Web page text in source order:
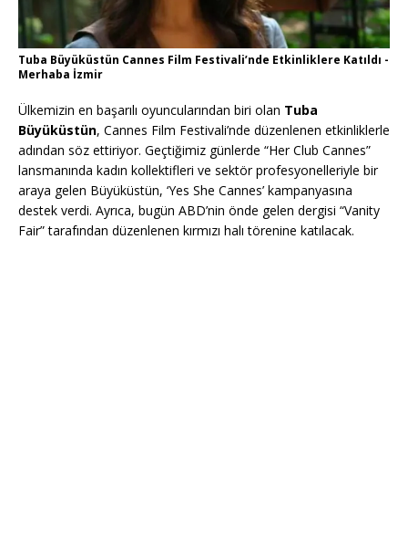
Tuba Büyüküstün Cannes Film Festivali’nde Etkinliklere Katıldı -
Merhaba İzmir
Ülkemizin en başarılı oyuncularından biri olan Tuba
Büyüküstün, Cannes Film Festivali’nde düzenlenen etkinliklerle
adından söz ettiriyor. Geçtiğimiz günlerde “Her Club Cannes”
lansmanında kadın kollektifleri ve sektör profesyonelleriyle bir
araya gelen Büyüküstün, ‘Yes She Cannes’ kampanyasına
destek verdi. Ayrıca, bugün ABD’nin önde gelen dergisi “Vanity
Fair” tarafından düzenlenen kırmızı halı törenine katılacak.